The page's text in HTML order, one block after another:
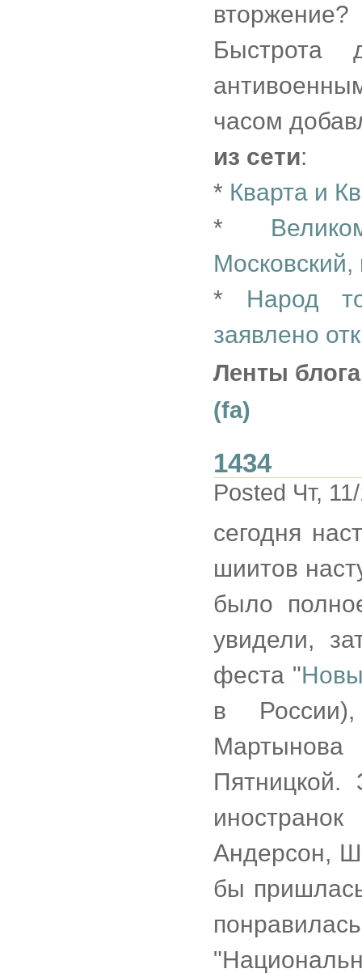
Быстрота
часом
из сети:
* Кварта и
*
* Народ
заявлено
Ленты
(fa)
1434
Posted Чт,
сегодня
шиитов
было
увидели,
феста "
в
Пятницкой.
Андерсон,
бы